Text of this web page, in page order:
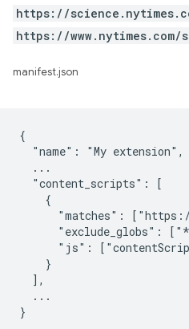
https://
https://www.nytimes.com/
manifest.json
{
  "name": "My extension",
  ...
  "content_scripts": [
    {
"matches":
"exclude_globs":
"js":
    }
  ],
  ...